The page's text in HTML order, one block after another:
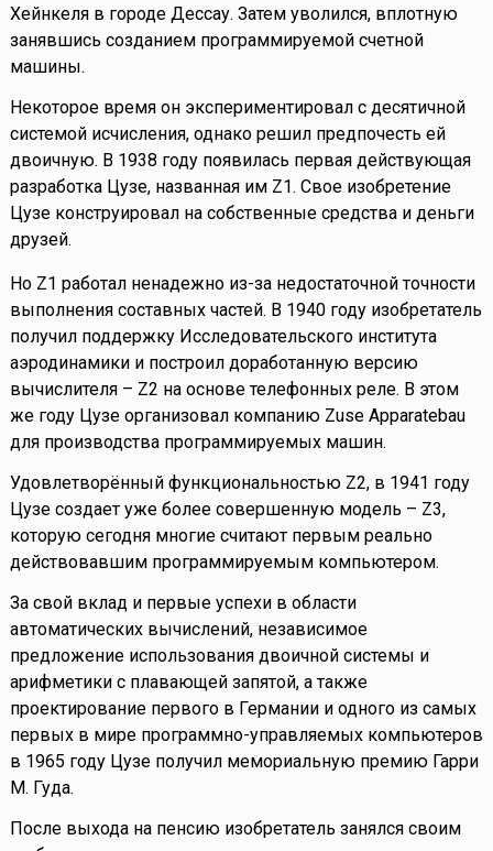
Хейнкеля в городе Дессау. Затем уволился, вплотную
занявшись созданием программируемой счетной
машины.
Некоторое время он экспериментировал с десятичной
системой исчисления, однако решил предпочесть ей
двоичную. В 1938 году появилась первая действующая
разработка Цузе, названная им Z1. Свое изобретение
Цузе конструировал на собственные средства и деньги
друзей.
Но Z1 работал ненадежно из-за недостаточной точности
выполнения составных частей. В 1940 году изобретатель
получил поддержку Исследовательского института
аэродинамики и построил доработанную версию
вычислителя – Z2 на основе телефонных реле. В этом
же году Цузе организовал компанию Zuse Apparatebau
для производства программируемых машин.
Удовлетворённый функциональностью Z2, в 1941 году
Цузе создает уже более совершенную модель – Z3,
которую сегодня многие считают первым реально
действовавшим программируемым компьютером.
За свой вклад и первые успехи в области
автоматических вычислений, независимое
предложение использования двоичной системы и
арифметики с плавающей запятой, а также
проектирование первого в Германии и одного из самых
первых в мире программно-управляемых компьютеров
в 1965 году Цузе получил мемориальную премию Гарри
М. Гуда.
После выхода на пенсию изобретатель занялся своим